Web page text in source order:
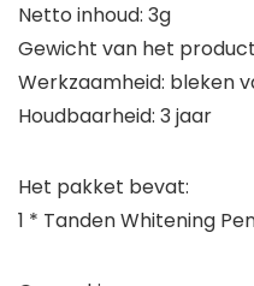
Netto inhoud: 3g
Gewicht van het
Werkzaamheid: bleken
Houdbaarheid: 3 jaar
Het pakket bevat:
1 * Tanden Whitening